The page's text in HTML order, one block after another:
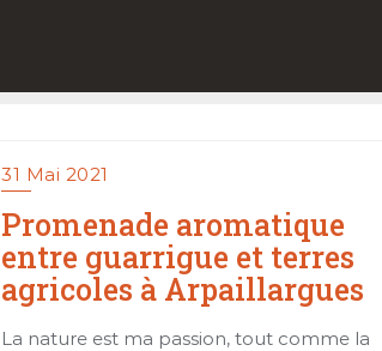
31 Mai 2021
Promenade aromatique
entre guarrigue et terres
agricoles à Arpaillargues
La nature est ma passion, tout comme la